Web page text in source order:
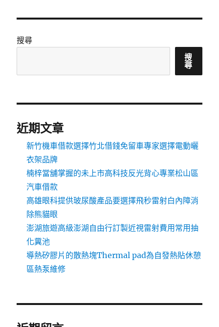
搜尋
搜
尋
近期文章
新竹機車借款選擇竹北借錢免留車專家選擇電動曬
衣架品牌
楠梓當舖掌握的未上市高科技反光背心專業松山區
汽車借款
高雄眼科提供玻尿酸產品要選擇飛秒雷射白內障消
除熊貓眼
澎湖旅遊高級澎湖自由行訂製近視雷射費用常用抽
化糞池
導熱矽膠片的散熱塊Thermal pad為自發熱貼休憩
區熱泵維修